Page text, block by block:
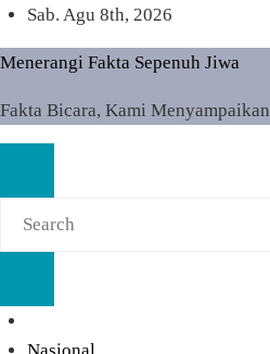
Skip
to
content
Sab. Agu 8th, 2026
Menerangi Fakta Sepenuh Jiwa
Fakta Bicara, Kami Menyampaikan